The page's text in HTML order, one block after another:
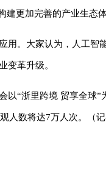
更加完善的产业生态体
。大家认为，人工智
变革升级。
“浙里跨境 贸享全球
人数将达7万人次。（记